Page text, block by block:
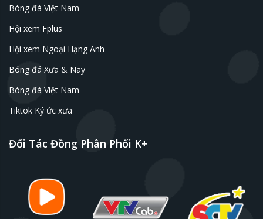
Bóng đá Việt Nam
Hội xem Fplus
Hội xem Ngoại Hạng Anh
Bóng đá Xưa & Nay
Bóng đá Việt Nam
Tiktok Ký ức xưa
Đối Tác Đồng Phân Phối K+